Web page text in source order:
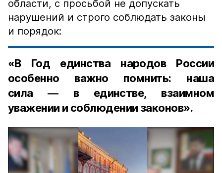
области, с просьбой не допускать
нарушений и строго соблюдать законы
и порядок:
«В Год единства народов России
особенно важно помнить: наша
сила — в единстве, взаимном
уважении и соблюдении законов».